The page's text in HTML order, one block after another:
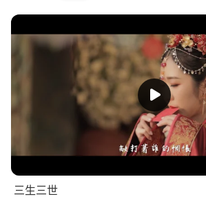
三生三世